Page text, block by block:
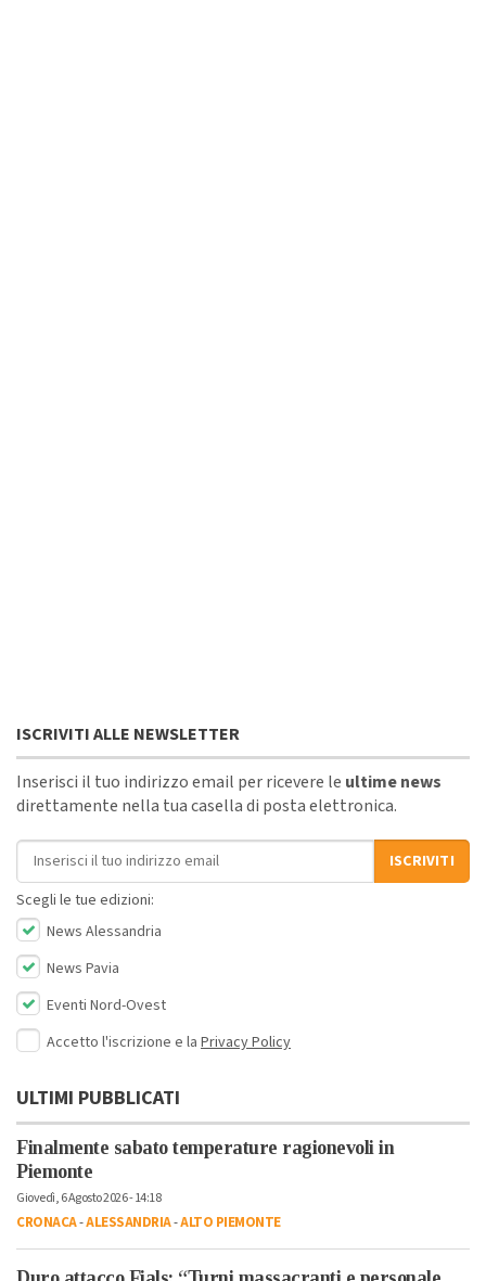
ISCRIVITI ALLE NEWSLETTER
Inserisci il tuo indirizzo email per ricevere le ultime news
direttamente nella tua casella di posta elettronica.
Indirizzo email
ISCRIVITI
Scegli le tue edizioni:
News Alessandria
News Pavia
Eventi Nord-Ovest
Accetto l'iscrizione e la Privacy Policy
ULTIMI PUBBLICATI
Finalmente sabato temperature ragionevoli in
Piemonte
Giovedì, 6 Agosto 2026 - 14:18
CRONACA-ALESSANDRIA-ALTO PIEMONTE